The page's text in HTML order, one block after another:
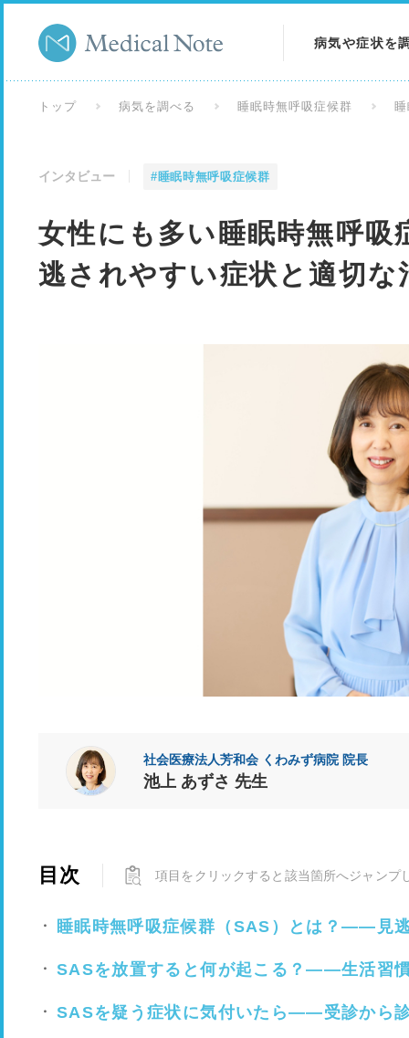
病気や症状を
トップ 病気を調べる 睡眠時無呼吸症候群
インタビュー #睡眠時無呼吸症候群
女性にも多い睡眠時無呼
逃されやすい症状と適切な
社会医療法人芳和会 くわみず病院 院長
池上 あずさ 先生
目次 項目をクリックすると該当箇所へジャンプ
睡眠時無呼吸症候群（SAS）とは？――見
SASを放置すると何が起こる？――生活習
SASを疑う症状に気付いたら――受診から